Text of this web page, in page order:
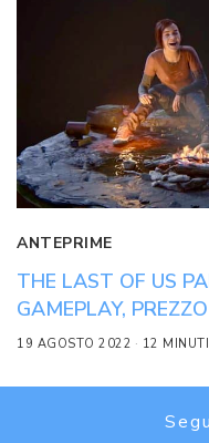
ANTEPRIME
THE LAST OF US
GAMEPLAY,
19 AGOSTO 2022 12